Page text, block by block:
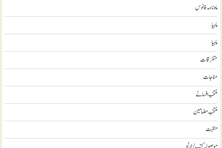
ماہ نامہ فانوس
ماہیا
ماہیا
متفرقات
مناجات
منتخب افسانے
منتخب مضامين
منقبت